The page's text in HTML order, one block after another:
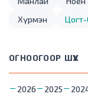
Хүрмэн
ОГНООГООР ШҮҮХ
2026 2025